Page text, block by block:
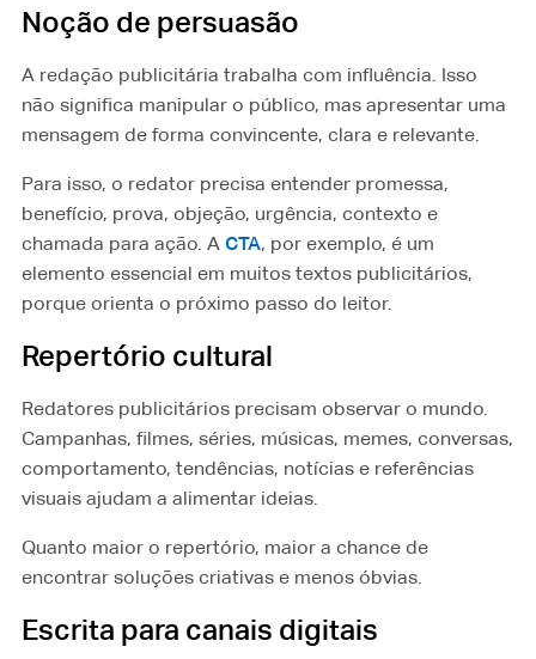
Noção de persuasão
A redação publicitária trabalha com influência. Isso
não significa manipular o público, mas apresentar uma
mensagem de forma convincente, clara e relevante.
Para isso, o redator precisa entender promessa,
benefício, prova, objeção, urgência, contexto e
chamada para ação. A CTA⁠, por exemplo, é um
elemento essencial em muitos textos publicitários,
porque orienta o próximo passo do leitor.
Repertório cultural
Redatores publicitários precisam observar o mundo.
Campanhas, filmes, séries, músicas, memes, conversas,
comportamento, tendências, notícias e referências
visuais ajudam a alimentar ideias.
Quanto maior o repertório, maior a chance de
encontrar soluções criativas e menos óbvias.
Escrita para canais digitais